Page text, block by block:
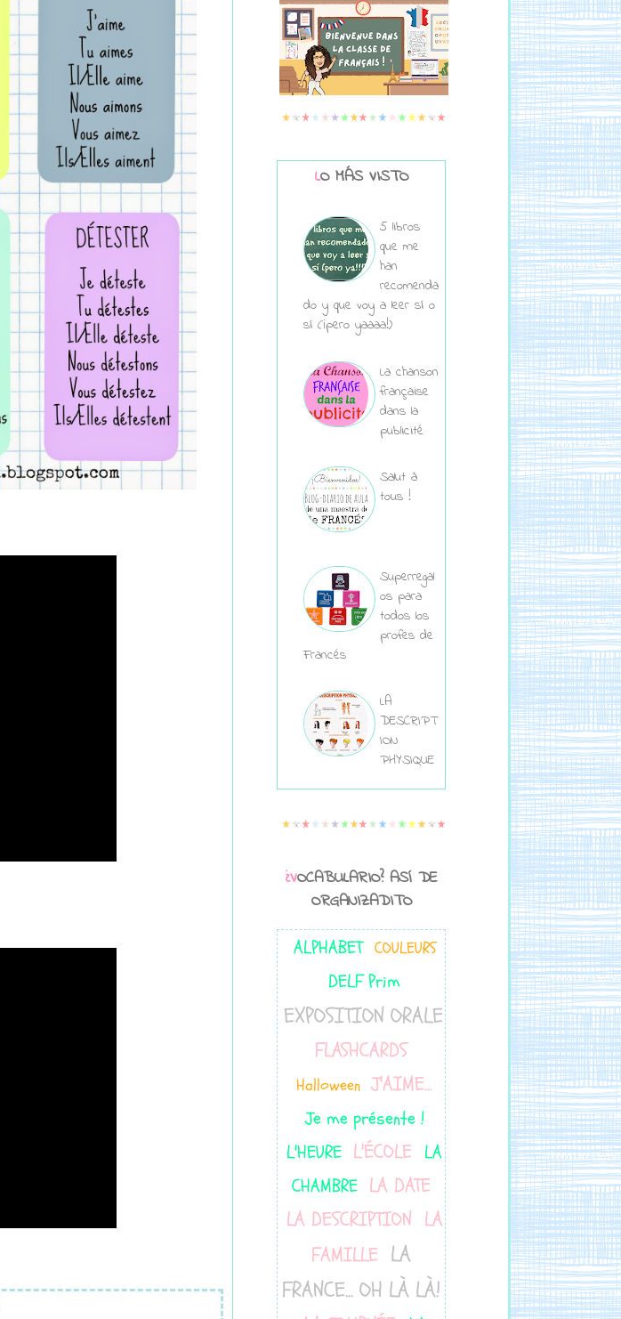
LO MÁS VISTO
5 libros
que me
han
recomenda
do y que voy a leer sí o
sí (¡pero yaaaa!)
La chanson
française
dans la
publicité
Salut à
tous !
Superregal
os para
todos los
profes de
Francés
LA
DESCRIPT
ION
PHYSIQUE
¿VOCABULARIO? ASÍ DE
ORGANIZADITO
ALPHABET COULEURS
DELF Prim
EXPOSITION ORALE
FLASHCARDS
Halloween J'AIME...
Je me présente !
L'HEURE L'ÉCOLE LA
CHAMBRE LA DATE
LA DESCRIPTION LA
FAMILLE LA
FRANCE... OH LÀ LÀ!